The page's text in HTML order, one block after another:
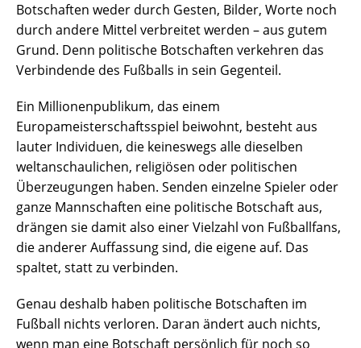
Botschaften weder durch Gesten, Bilder, Worte noch
durch andere Mittel verbreitet werden – aus gutem
Grund. Denn politische Botschaften verkehren das
Verbindende des Fußballs in sein Gegenteil.
Ein Millionenpublikum, das einem
Europameisterschaftsspiel beiwohnt, besteht aus
lauter Individuen, die keineswegs alle dieselben
weltanschaulichen, religiösen oder politischen
Überzeugungen haben. Senden einzelne Spieler oder
ganze Mannschaften eine politische Botschaft aus,
drängen sie damit also einer Vielzahl von Fußballfans,
die anderer Auffassung sind, die eigene auf. Das
spaltet, statt zu verbinden.
Genau deshalb haben politische Botschaften im
Fußball nichts verloren. Daran ändert auch nichts,
wenn man eine Botschaft persönlich für noch so